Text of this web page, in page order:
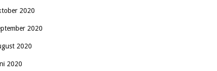
2020
2020
2020
2020